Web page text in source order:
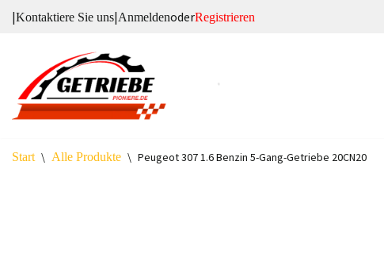
springen
|Kontaktiere Sie uns|AnmeldenoderRegistrieren
Start \ Alle Produkte \ Peugeot 307 1.6 Benzin 5-Gang-Getriebe 20CN20